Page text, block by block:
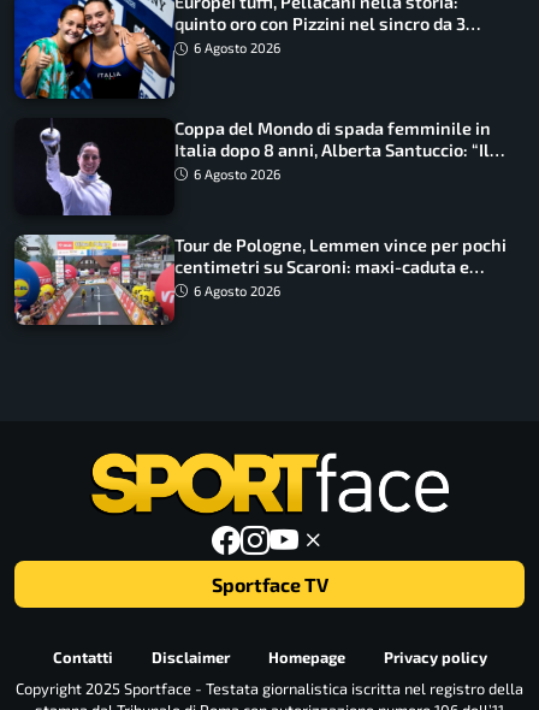
quinto oro con Pizzini nel sincro da 3
metri
6 Agosto 2026
Coppa del Mondo di spada femminile in
Italia dopo 8 anni, Alberta Santuccio: “Il
lavoro dà sempre i suoi frutti”
6 Agosto 2026
Tour de Pologne, Lemmen vince per pochi
centimetri su Scaroni: maxi-caduta e
tappa accorciata
6 Agosto 2026
Sportface TV
Contatti Disclaimer Homepage
Privacy policy
Copyright 2025 Sportface - Testata giornalistica iscritta nel registro della